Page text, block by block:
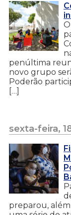
penúltima
novo grupo
Poderão
[…]
sexta-feira,
preparou,